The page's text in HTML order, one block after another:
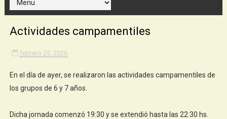
Actividades campamentiles
febrero 25, 2026
En el día de ayer, se realizaron las actividades campamentiles de
los grupos de 6 y 7 años.
Dicha jornada comenzó 19:30 y se extendió hasta las 22:30 hs.